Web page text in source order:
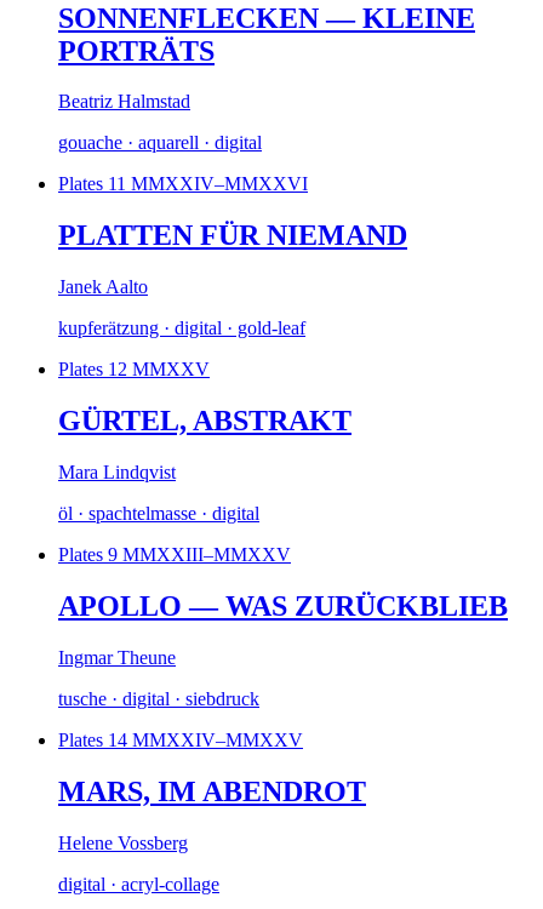
SONNENFLECKEN — KLEINE
PORTRÄTS
Beatriz Halmstad
gouache · aquarell · digital
Plates 11 MMXXIV–MMXXVI
PLATTEN FÜR NIEMAND
Janek Aalto
kupferätzung · digital · gold-leaf
Plates 12 MMXXV
GÜRTEL, ABSTRAKT
Mara Lindqvist
öl · spachtelmasse · digital
Plates 9 MMXXIII–MMXXV
APOLLO — WAS ZURÜCKBLIEB
Ingmar Theune
tusche · digital · siebdruck
Plates 14 MMXXIV–MMXXV
MARS, IM ABENDROT
Helene Vossberg
digital · acryl-collage